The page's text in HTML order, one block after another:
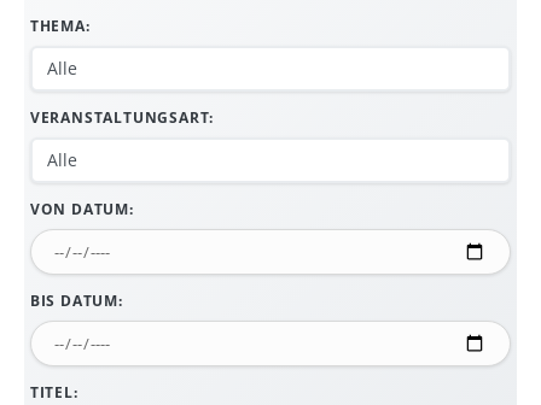
THEMA:
VERANSTALTUNGSART:
VON DATUM:
BIS DATUM:
TITEL: